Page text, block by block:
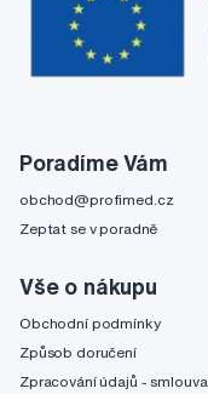
Poradíme Vám
obchod@profimed.cz
Zeptat se v poradně
Vše o nákupu
Obchodní podmínky
Způsob doručení
Zpracování údajů - smlouva